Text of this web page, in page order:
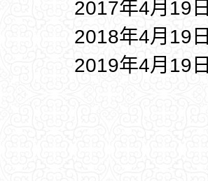
2017年4月19日
2018年4月19日
2019年4月19日